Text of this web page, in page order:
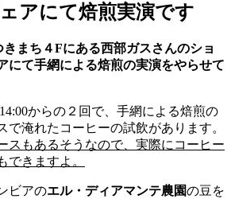
アにて焙煎実演です
きまち４Fにある西部ガスさんのショ
にて手網による焙煎の実演をやらせて
からの２回で、手網による焙煎の
で淹れたコーヒーの試飲があります。
スもあるそうなので、実際にコーヒー
できますよ。
ビアのエル・ディアマンテ農園の豆を